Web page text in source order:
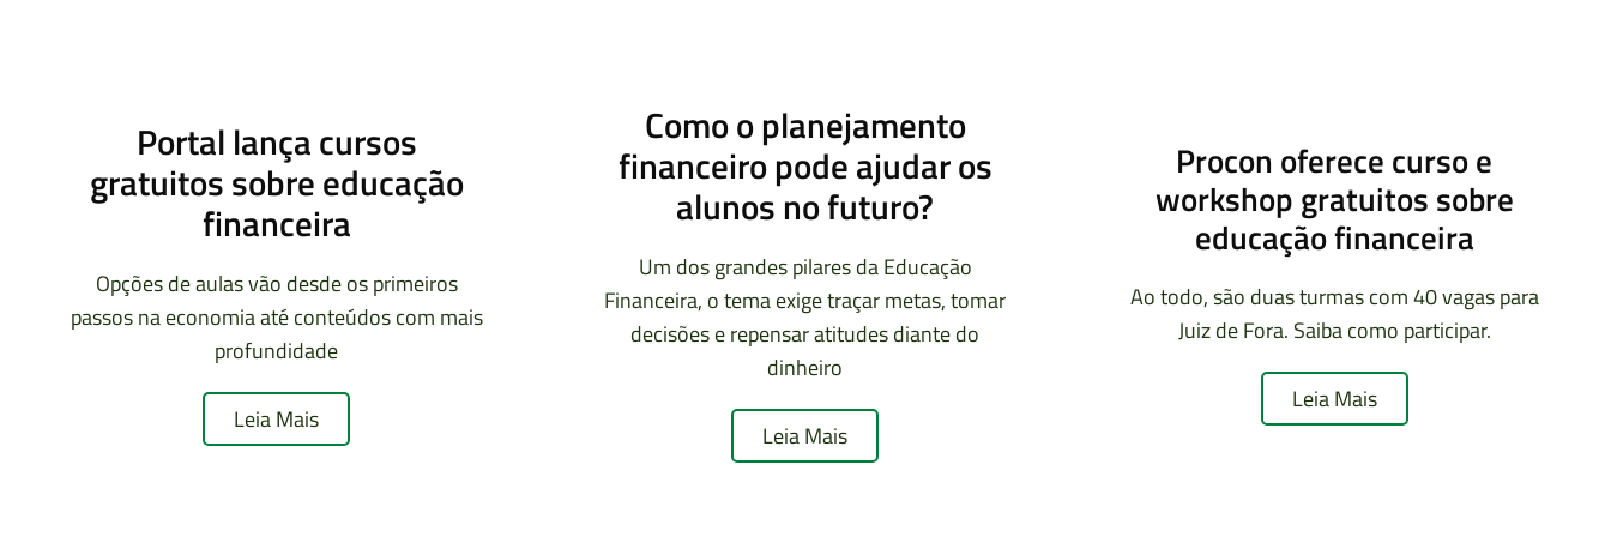
Portal lança cursos
gratuitos sobre educação
financeira
Opções de aulas vão desde os primeiros
passos na economia até conteúdos com mais
profundidade
Leia Mais
Como o planejamento
financeiro pode ajudar os
alunos no futuro?
Um dos grandes pilares da Educação
Financeira, o tema exige traçar metas, tomar
decisões e repensar atitudes diante do
dinheiro
Leia Mais
Procon oferece curso e
workshop gratuitos sobre
educação financeira
Ao todo, são duas turmas com 40 vagas para
Juiz de Fora. Saiba como participar.
Leia Mais